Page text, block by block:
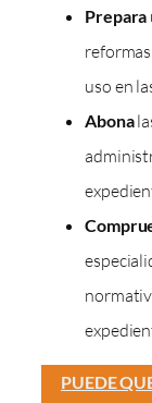
Prepara
uso en
Abona
PUEDE